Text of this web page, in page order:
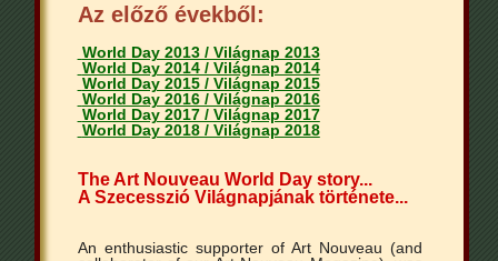
Az előző évekből:
World Day 2013 / Világnap 2013
World Day 2014 / Világnap 2014
World Day 2015 / Világnap 2015
World Day 2016 / Világnap 2016
World Day 2017 / Világnap 2017
World Day 2018 / Világnap 2018
The Art Nouveau World Day story...
A Szecesszió Világnapjának története...
An enthusiastic supporter of Art Nouveau (and